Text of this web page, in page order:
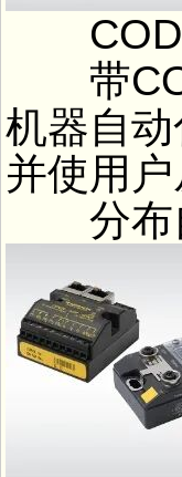
带
机器自
并使用户
分布